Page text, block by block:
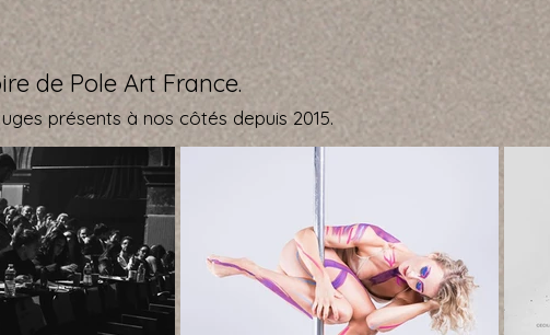
de Pole Art France.
présents à nos côtés depuis 2015.